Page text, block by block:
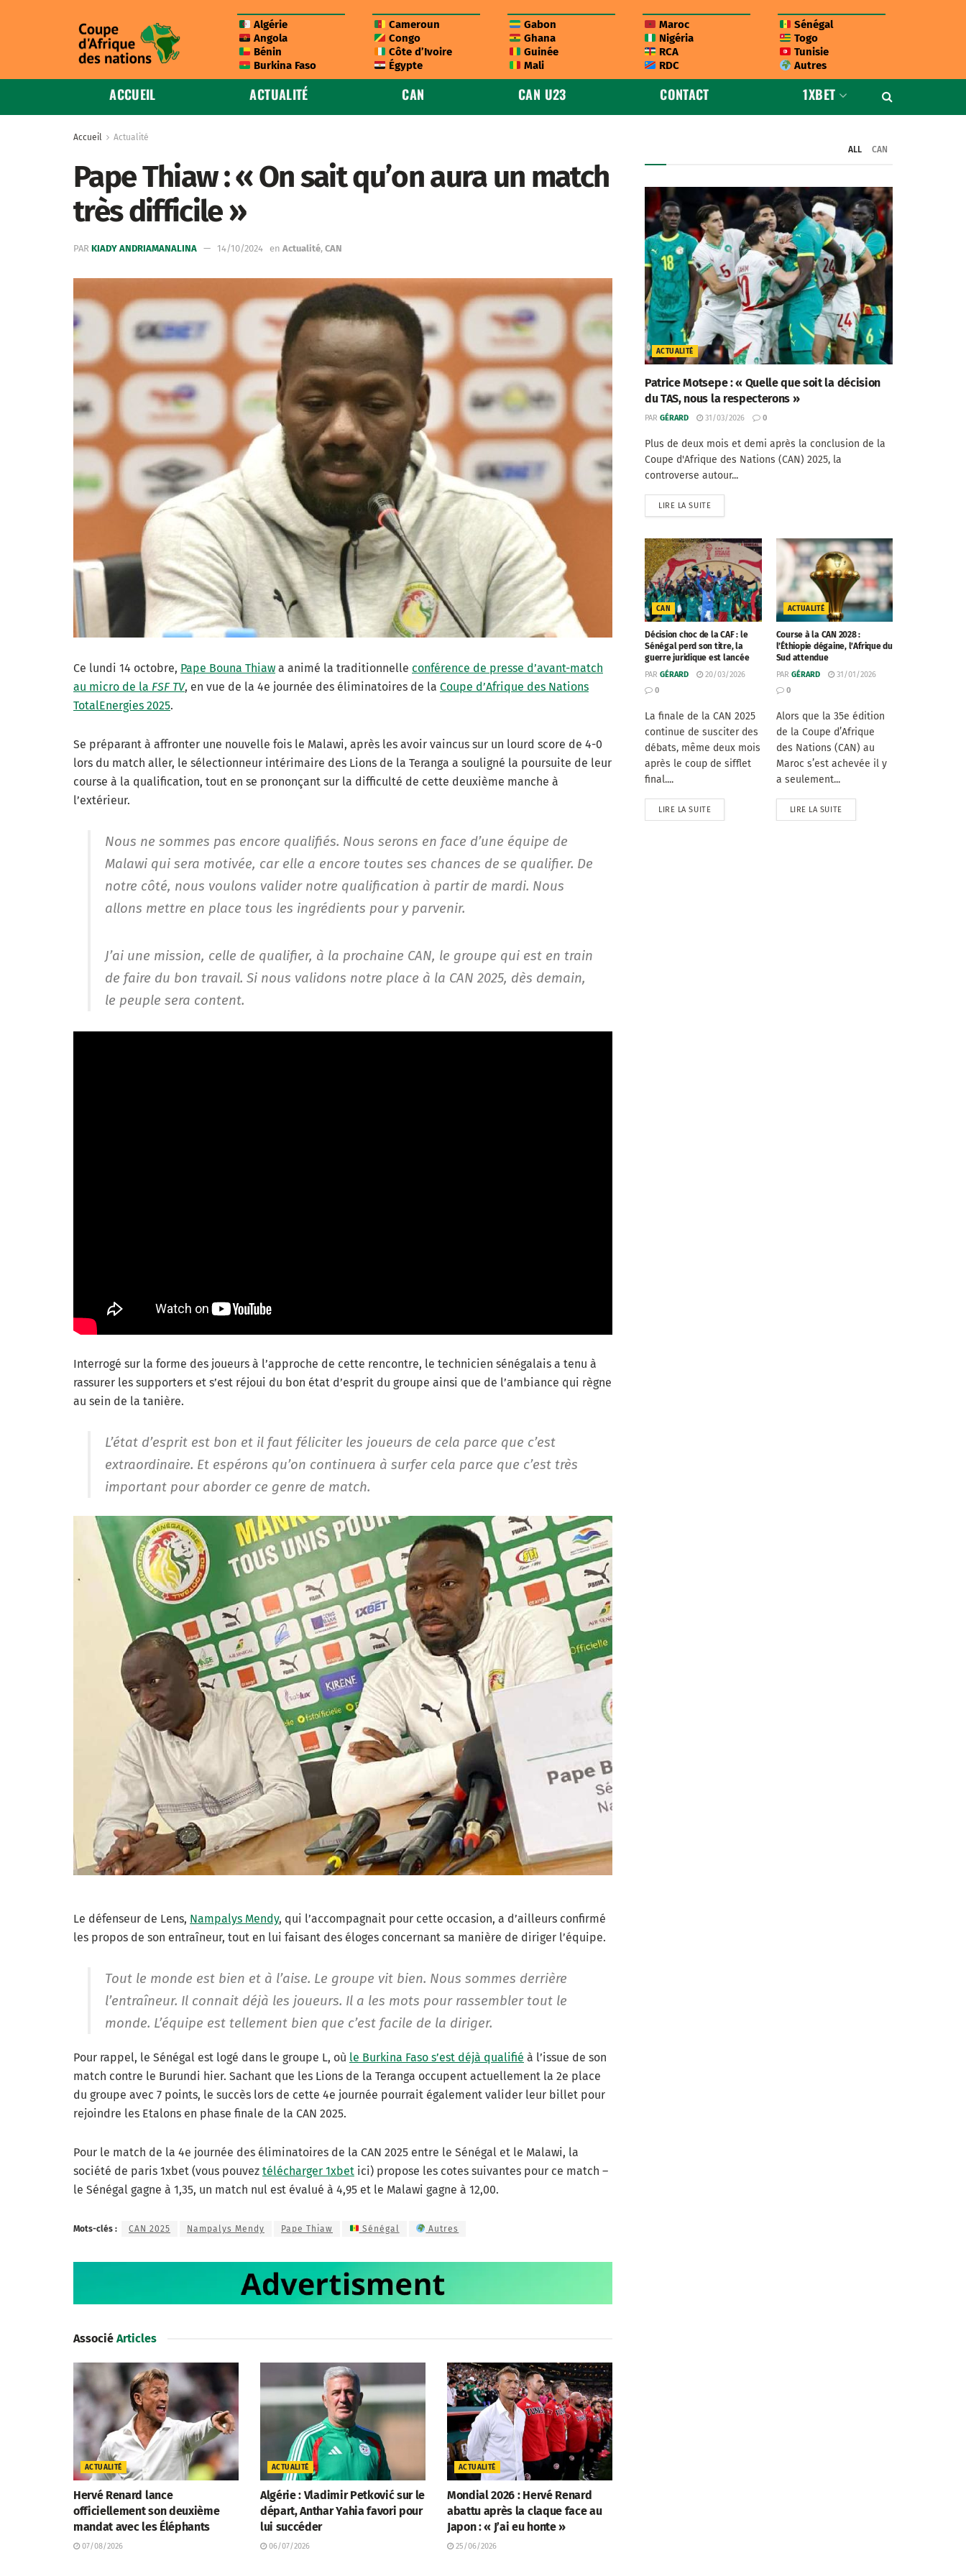
Algérie
Angola
Bénin
Burkina Faso
Cameroun
Congo
Côte d’Ivoire
Égypte
Gabon
Ghana
Guinée
Mali
Maroc
Nigéria
RCA
RDC
Sénégal
Togo
Tunisie
Autres
ACCUEIL ACTUALITÉ CAN CAN U23 CONTACT 1XBET
Accueil Actualité
Pape Thiaw : « On sait qu’on aura un match
très difficile »
PAR KIADY ANDRIAMANALINA 14/10/2024 en Actualité, CAN
Ce lundi 14 octobre, Pape Bouna Thiaw a animé la traditionnelle conférence de presse d’avant-match
au micro de la FSF TV, en vue de la 4e journée des éliminatoires de la Coupe d’Afrique des Nations
TotalEnergies 2025.
Se préparant à affronter une nouvelle fois le Malawi, après les avoir vaincus sur un lourd score de 4-0
lors du match aller, le sélectionneur intérimaire des Lions de la Teranga a souligné la poursuite de leur
course à la qualification, tout en se prononçant sur la difficulté de cette deuxième manche à
l’extérieur.
Nous ne sommes pas encore qualifiés. Nous serons en face d’une équipe de
Malawi qui sera motivée, car elle a encore toutes ses chances de se qualifier. De
notre côté, nous voulons valider notre qualification à partir de mardi. Nous
allons mettre en place tous les ingrédients pour y parvenir.
J’ai une mission, celle de qualifier, à la prochaine CAN, le groupe qui est en train
de faire du bon travail. Si nous validons notre place à la CAN 2025, dès demain,
le peuple sera content.
Interrogé sur la forme des joueurs à l’approche de cette rencontre, le technicien sénégalais a tenu à
rassurer les supporters et s’est réjoui du bon état d’esprit du groupe ainsi que de l’ambiance qui règne
au sein de la tanière.
L’état d’esprit est bon et il faut féliciter les joueurs de cela parce que c’est
extraordinaire. Et espérons qu’on continuera à surfer cela parce que c’est très
important pour aborder ce genre de match.
Le défenseur de Lens, Nampalys Mendy, qui l’accompagnait pour cette occasion, a d’ailleurs confirmé
les propos de son entraîneur, tout en lui faisant des éloges concernant sa manière de diriger l’équipe.
Tout le monde est bien et à l’aise. Le groupe vit bien. Nous sommes derrière
l’entraîneur. Il connait déjà les joueurs. Il a les mots pour rassembler tout le
monde. L’équipe est tellement bien que c’est facile de la diriger.
Pour rappel, le Sénégal est logé dans le groupe L, où le Burkina Faso s’est déjà qualifié à l’issue de son
match contre le Burundi hier. Sachant que les Lions de la Teranga occupent actuellement la 2e place
du groupe avec 7 points, le succès lors de cette 4e journée pourrait également valider leur billet pour
rejoindre les Etalons en phase finale de la CAN 2025.
Pour le match de la 4e journée des éliminatoires de la CAN 2025 entre le Sénégal et le Malawi, la
société de paris 1xbet (vous pouvez télécharger 1xbet ici) propose les cotes suivantes pour ce match –
le Sénégal gagne à 1,35, un match nul est évalué à 4,95 et le Malawi gagne à 12,00.
Mots-clés : CAN 2025 Nampalys Mendy Pape Thiaw Sénégal Autres
Associé Articles
ACTUALITÉ
Hervé Renard lance
officiellement son deuxième
mandat avec les Éléphants
07/08/2026
ACTUALITÉ
Algérie : Vladimir Petković sur le
départ, Anthar Yahia favori pour
lui succéder
06/07/2026
ACTUALITÉ
Mondial 2026 : Hervé Renard
abattu après la claque face au
Japon : « J’ai eu honte »
25/06/2026
ALL CAN
ACTUALITÉ
Patrice Motsepe : « Quelle que soit la décision
du TAS, nous la respecterons »
PAR GÉRARD 31/03/2026 0
Plus de deux mois et demi après la conclusion de la
Coupe d'Afrique des Nations (CAN) 2025, la
controverse autour...
LIRE LA SUITE
CAN
Décision choc de la CAF : le
Sénégal perd son titre, la
guerre juridique est lancée
PAR GÉRARD
20/03/2026
0
La finale de la CAN 2025
continue de susciter des
débats, même deux mois
après le coup de sifflet
final....
LIRE LA SUITE
ACTUALITÉ
Course à la CAN 2028 :
l’Éthiopie dégaine, l’Afrique du
Sud attendue
PAR GÉRARD
31/01/2026
0
Alors que la 35e édition
de la Coupe d’Afrique
des Nations (CAN) au
Maroc s’est achevée il y
a seulement...
LIRE LA SUITE